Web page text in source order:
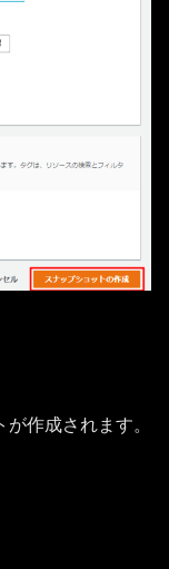
作成されます。